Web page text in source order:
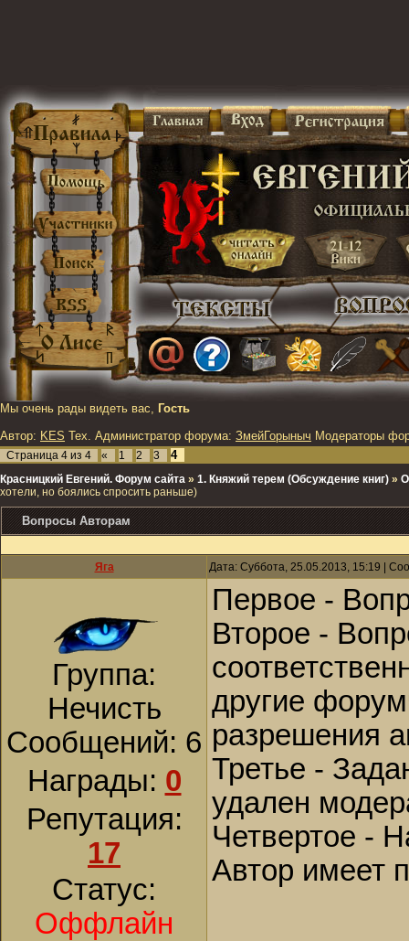
Мы очень рады видеть вас, Гость
Автор: KES Тех. Администратор форума: ЗмейГорыныч Модераторы
Страница 4 из 4 « 1 2 3 4
Красницкий Евгений. Форум сайта » 1. Княжий терем (Обсуждение книг) »
хотели, но боялись спросить раньше)
Вопросы Авторам
Яга Дата: Суббота, 25.05.2013, 15:19 |
Группа:
Нечисть
Сообщений: 6
Награды: 0
Репутация:
17
Статус:
Оффлайн
Первое -
Второе -
другие
разрешения
Третье -
удален
Четвертое -
Автор имеет